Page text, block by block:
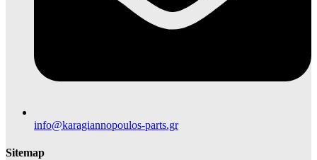
info@karagiannopoulos-parts.gr
Sitemap